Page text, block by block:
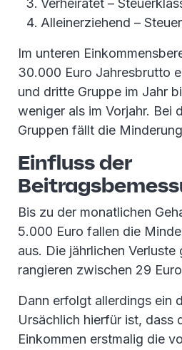
Verheiratet –
Alleinerziehend –
Im unteren
30.000 Euro Jahresbrutto
und dritte Gruppe im Jahr
weniger als im Vorjahr. Bei
Gruppen fällt die
Einfluss der
Bis zu der monatlichen
5.000 Euro fallen die
aus. Die jährlichen
rangieren zwischen 29
Dann erfolgt allerdings ein
Ursächlich hierfür ist, dass
Einkommen erstmalig die